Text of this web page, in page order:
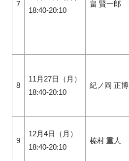
7
18:40-20:10
畠 賢一郎
8
11月27日（月）
18:40-20:10
紀ノ岡 正博
9
12月4日（月）
18:40-20:10
榛村 重人